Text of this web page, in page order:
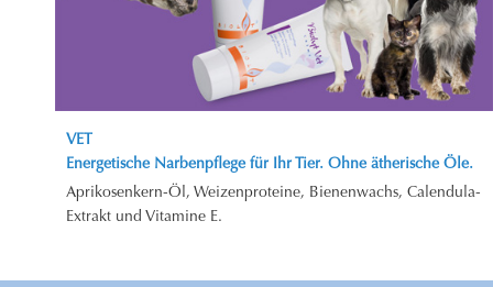
VET
Energetische Narbenpflege für Ihr Tier. Ohne ätherische Öle.
Aprikosenkern-Öl, Weizenproteine, Bienenwachs, Calendula-
Extrakt und Vitamine E.